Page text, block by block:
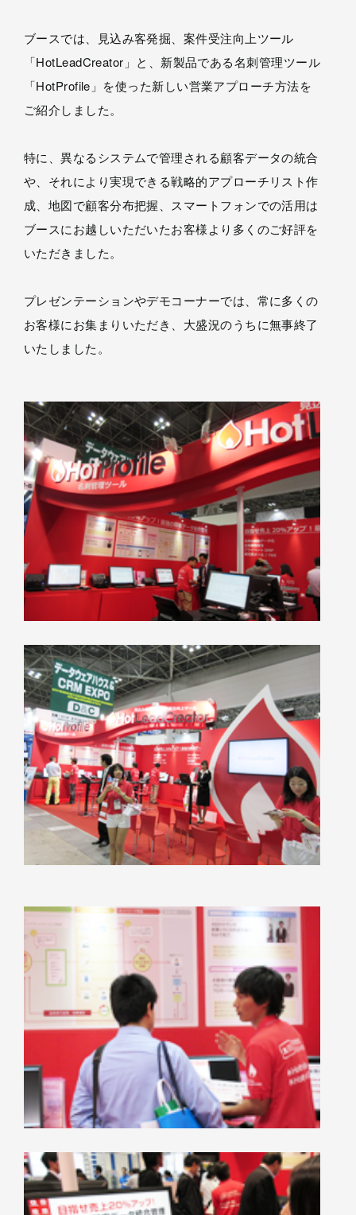
ブースでは、見込み客発掘、案件受注向上ツール
「HotLeadCreator」と、新製品である名刺管理ツール
「HotProfile」を使った新しい営業アプローチ方法を
ご紹介しました。
特に、異なるシステムで管理される顧客データの統合
や、それにより実現できる戦略的アプローチリスト作
成、地図で顧客分布把握、スマートフォンでの活用は
ブースにお越しいただいたお客様より多くのご好評を
いただきました。
プレゼンテーションやデモコーナーでは、常に多くの
お客様にお集まりいただき、大盛況のうちに無事終了
いたしました。